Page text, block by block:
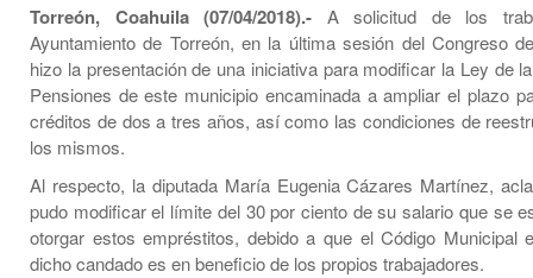
Torreón, Coahuila (07/04/2018).- A solicitud de los
Ayuntamiento de Torreón, en la última sesión del Congreso
hizo la presentación de una iniciativa para modificar la Ley de
Pensiones de este municipio encaminada a ampliar el plazo
créditos de dos a tres años, así como las condiciones de
los mismos.
Al respecto, la diputada María Eugenia Cázares Martínez,
pudo modificar el límite del 30 por ciento de su salario que se
otorgar estos empréstitos, debido a que el Código Municipal
dicho candado es en beneficio de los propios trabajadores.